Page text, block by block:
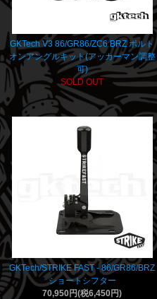
GKTech V3 86/GR86/ZC6 BRZ ボルト
オンアングルキット(アッカーマン調整
可)
SOLD OUT
GKTech/STRIKE FAST - 86/GR86/BRZ
ショートシフター
70,950円(税6,450円)